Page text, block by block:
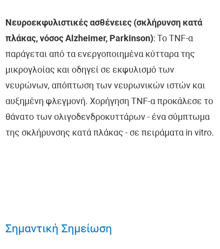
Νευροεκφυλιστικές ασθένειες (σκλήρυνση κατά
πλάκας, νόσος Alzheimer, Parkinson): Το TNF-α
παράγεται από τα ενεργοποιημένα κύτταρα της
μικρογλοίας και οδηγεί σε εκφυλισμό των
νευρώνων, απόπτωση των νευρωνικών ιστών και
αυξημένη φλεγμονή. Χορήγηση TNF-α προκάλεσε το
θάνατο των ολιγοδενδροκυττάρων - ένα σύμπτωμα
της σκλήρυνσης κατά πλάκας - σε πειράματα in vitro.
Σημαντική Σημείωση